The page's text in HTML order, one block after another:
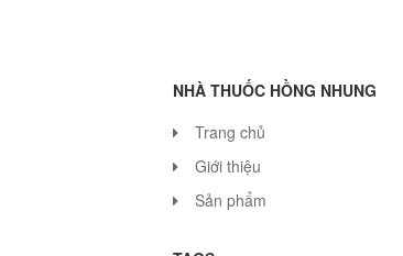
NHÀ THUỐC HỒNG NHUNG
Trang chủ
Giới thiệu
Sản phẩm